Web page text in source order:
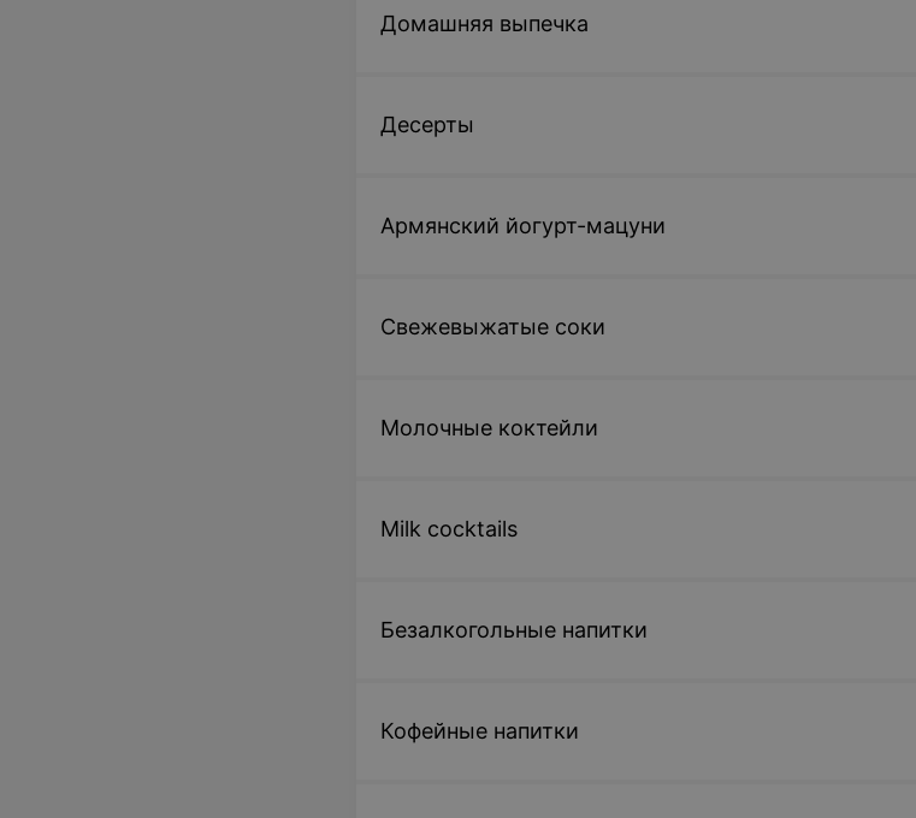
Домашняя выпечка
Десерты
Армянский йогурт-мацуни
Свежевыжатые соки
Молочные коктейли
Milk cocktails
Безалкогольные напитки
Кофейные напитки